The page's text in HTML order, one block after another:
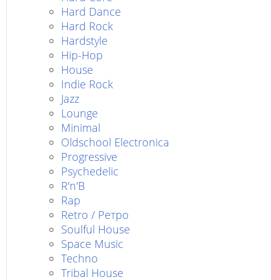
Hard Dance
Hard Rock
Hardstyle
Hip-Hop
House
Indie Rock
Jazz
Lounge
Minimal
Oldschool Electronica
Progressive
Psychedelic
R'n'B
Rap
Retro / Ретро
Soulful House
Space Music
Techno
Tribal House